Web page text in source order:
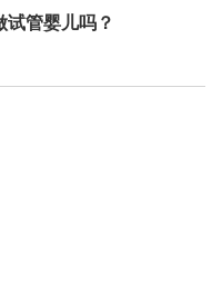
管婴儿吗？